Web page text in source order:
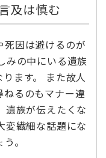
及は慎む
死因は避けるのが
みの中にいる遺族
ます。 また故人
るのもマナー違
遺族が伝えたくな
変繊細な話題にな
。